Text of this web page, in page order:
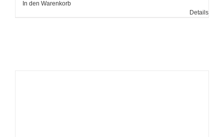
In den Warenkorb
Details